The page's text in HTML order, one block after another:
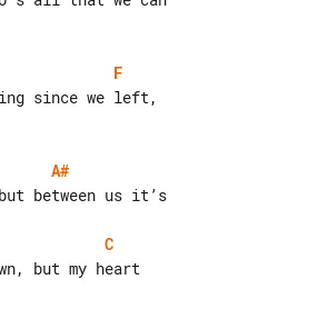
F
A#
between us it’s
C